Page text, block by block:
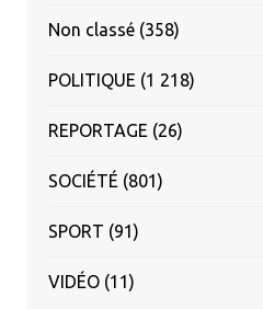
Non classé(358)
POLITIQUE (1 218)
REPORTAGE (26)
SOCIÉTÉ (801)
SPORT (91)
VIDÉO(11)